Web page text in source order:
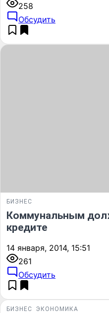
258
Обсудить
БИЗНЕС
Коммунальным
кредите
14 января, 2014, 15:51
261
Обсудить
БИЗНЕС ЭКОНОМИКА